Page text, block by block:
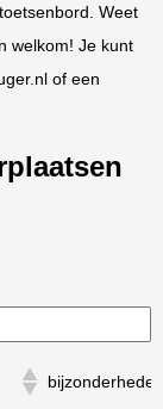
Weet
welkom! Je kunt
of een
bijzonderheden